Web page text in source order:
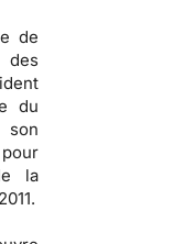
de
des
du
la
.